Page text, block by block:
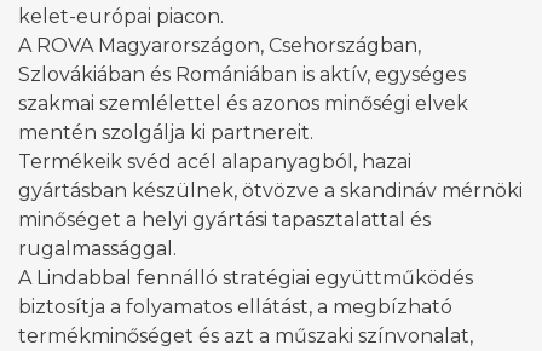
kelet-európai piacon.
A ROVA Magyarországon, Csehországban,
Szlovákiában és Romániában is aktív, egységes
szakmai szemlélettel és azonos minőségi elvek
mentén szolgálja ki partnereit.
Termékeik svéd acél alapanyagból, hazai
gyártásban készülnek, ötvözve a skandináv mérnöki
minőséget a helyi gyártási tapasztalattal és
rugalmassággal.
A Lindabbal fennálló stratégiai együttműködés
biztosítja a folyamatos ellátást, a megbízható
termékminőséget és azt a műszaki színvonalat,